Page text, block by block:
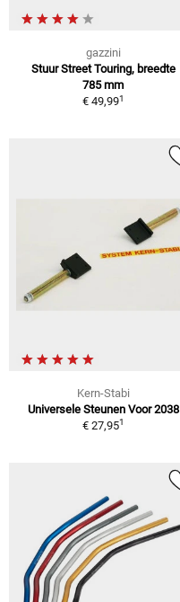
gazzini
Stuur Street Touring, breedte
785 mm
€ 49,991
Kern-Stabi
Universele Steunen Voor 2038
€ 27,951